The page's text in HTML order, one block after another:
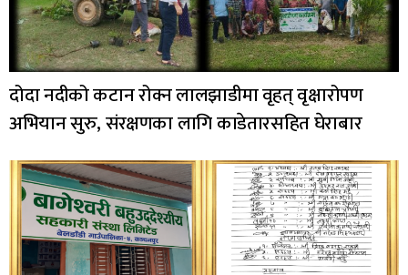
दोदा नदीको कटान रोक्न लालझाडीमा वृहत् वृक्षारोपण
अभियान सुरु, संरक्षणका लागि काडेतारसहित घेराबार